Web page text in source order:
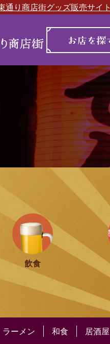
通り商店街グッズ販売サイト
飲食
ラーメン 和食 居酒屋